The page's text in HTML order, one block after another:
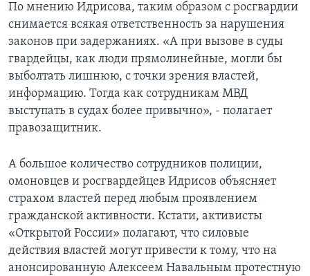
По мнению Идрисова, таким образом с росгвардии
снимается всякая ответственность за нарушения
законов при задержаниях. «А при вызове в суды
гвардейцы, как люди прямолинейные, могли бы
выболтать лишнюю, с точки зрения властей,
информацию. Тогда как сотрудникам МВД
выступать в судах более привычно», - полагает
правозащитник.
А большое количество сотрудников полиции,
омоновцев и росгвардейцев Идрисов объясняет
страхом властей перед любым проявлением
гражданской активности. Кстати, активисты
«Открытой России» полагают, что силовые
действия властей могут привести к тому, что на
анонсированную Алексеем Навальным протестную